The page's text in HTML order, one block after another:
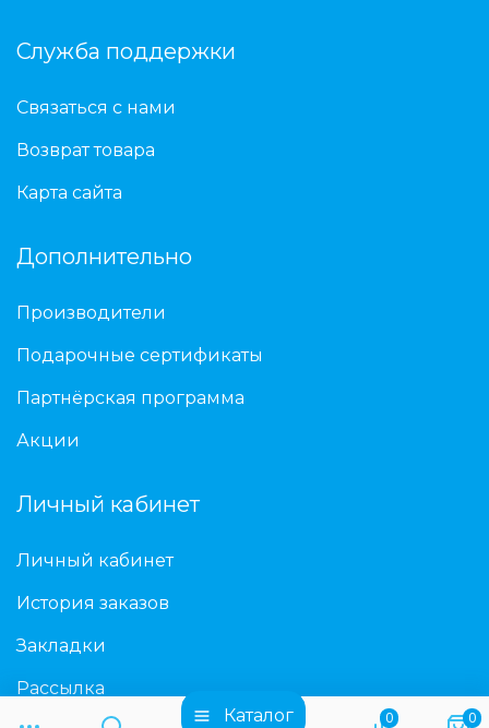
Каталог 0 0
Служба поддержки
Связаться с нами
Возврат товара
Карта сайта
Дополнительно
Производители
Подарочные сертификаты
Партнёрская программа
Акции
Личный кабинет
Личный кабинет
История заказов
Закладки
Рассылка